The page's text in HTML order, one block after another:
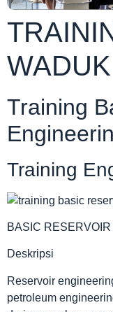
Training
Training
BASIC
Deskripsi
Reservoir
petroleum